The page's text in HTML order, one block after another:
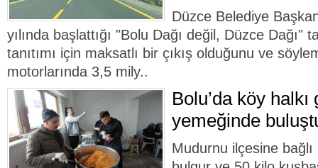
Düzce Belediye
yılında başlattığı "Bolu Dağı değil, Düzce Dağı"
tanıtımı için maksatlı bir çıkış olduğunu ve
motorlarında 3,5 mily..
Bolu’da köy
yemeğinde
Mudurnu ilçesine